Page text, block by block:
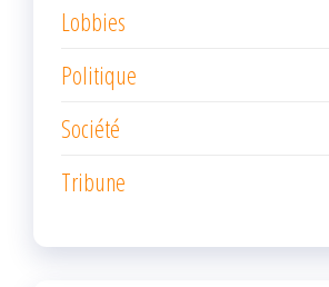
Lobbies
Politique
Société
Tribune